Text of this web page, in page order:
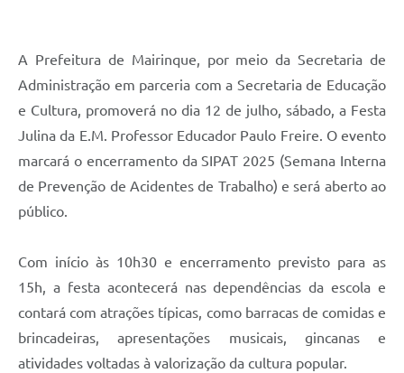
A Prefeitura de Mairinque, por meio da Secretaria de
Administração em parceria com a Secretaria de Educação
e Cultura, promoverá no dia 12 de julho, sábado, a Festa
Julina da E.M. Professor Educador Paulo Freire. O evento
marcará o encerramento da SIPAT 2025 (Semana Interna
de Prevenção de Acidentes de Trabalho) e será aberto ao
público.
Com início às 10h30 e encerramento previsto para as
15h, a festa acontecerá nas dependências da escola e
contará com atrações típicas, como barracas de comidas e
brincadeiras, apresentações musicais, gincanas e
atividades voltadas à valorização da cultura popular.